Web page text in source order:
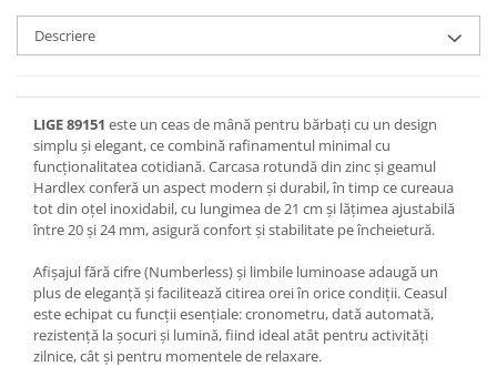
Descriere
LIGE 89151 este un ceas de mână pentru bărbați cu un design
simplu și elegant, ce combină rafinamentul minimal cu
funcționalitatea cotidiană. Carcasa rotundă din zinc și geamul
Hardlex conferă un aspect modern și durabil, în timp ce cureaua
tot din oțel inoxidabil, cu lungimea de 21 cm și lățimea ajustabilă
între 20 și 24 mm, asigură confort și stabilitate pe încheietură.
Afișajul fără cifre (Numberless) și limbile luminoase adaugă un
plus de eleganță și facilitează citirea orei în orice condiții. Ceasul
este echipat cu funcții esențiale: cronometru, dată automată,
rezistență la șocuri și lumină, fiind ideal atât pentru activități
zilnice, cât și pentru momentele de relaxare.